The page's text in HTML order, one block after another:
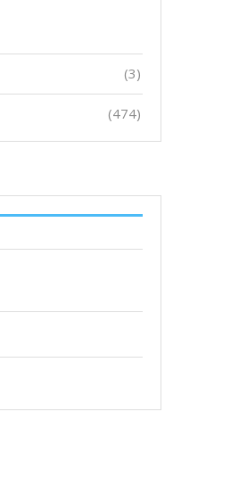
(3)
(474)